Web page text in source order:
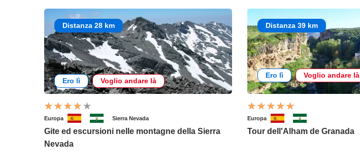
Distanza 28 km
Ero lì Voglio andare là
Europa Sierra Nevada
Gite ed escursioni nelle montagne della Sierra
Nevada
Distanza 39 km
Ero lì Voglio andare là
Europa
Tour dell'Alham de Granada